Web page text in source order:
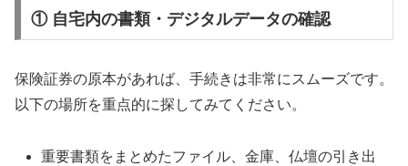
① 自宅内の書類・デジタルデータの確認
保険証券の原本があれば、手続きは非常にスムーズです。
以下の場所を重点的に探してみてください。
重要書類をまとめたファイル、金庫、仏壇の引き出